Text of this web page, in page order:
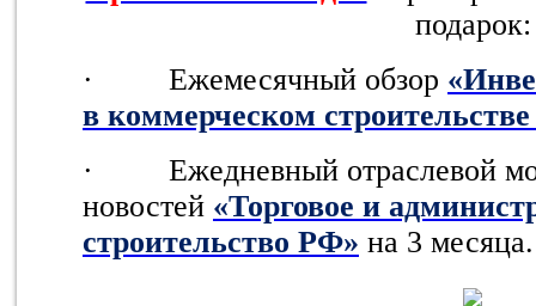
подарок:
· Ежемесячный обзор
в коммерческом
· Ежедневный отраслевой
новостей «Торговое и
строительство РФ» на 3 месяца.